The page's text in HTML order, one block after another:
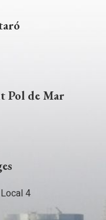
Pol de Mar
4